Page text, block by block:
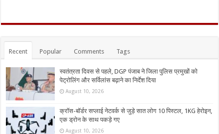
Recent Popular Comments Tags
स्वतंत्रता दिवस से पहले, DGP पंजाब ने जिला पुलिस प्रमुखों को
पेट्रोलिंग और सर्विलांस बढ़ाने का निर्देश दिया
August 10, 2026
क्रॉस-बॉर्डर सप्लाई नेटवर्क से जुड़े सात लोग 10 पिस्टल, 1KG हेरोइन,
एक ड्रोन के साथ पकड़े गए
August 10, 2026